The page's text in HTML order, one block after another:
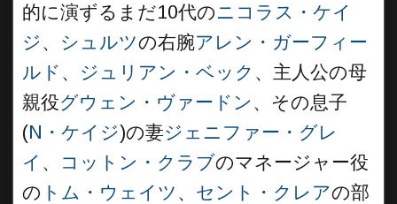
的に演ずるまだ10代のニコラス・ケイ
ジ、 シュルツの右腕アレン・ガーフィー
ルド 、 ジュリアン・ベック 、主人公の母
親役グウェン・ヴァードン 、その息子
(N・ケイジ)の妻ジェニファー・グレ
イ 、 コットン・クラブのマネージャー役
の トム・ウェイツ 、 セント・クレアの部